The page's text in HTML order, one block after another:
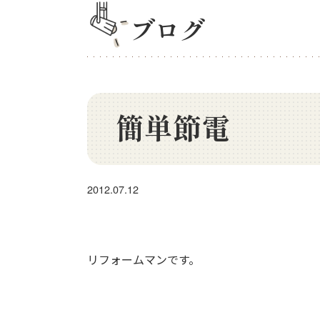
ブログ
簡単節電
2012.07.12
リフォームマンです。